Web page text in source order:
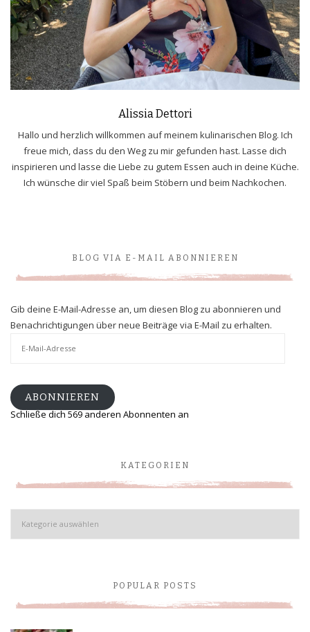
Alissia Dettori
Hallo und herzlich willkommen auf meinem kulinarischen Blog. Ich
freue mich, dass du den Weg zu mir gefunden hast. Lasse dich
inspirieren und lasse die Liebe zu gutem Essen auch in deine Küche.
Ich wünsche dir viel Spaß beim Stöbern und beim Nachkochen.
BLOG VIA E-MAIL ABONNIEREN
Gib deine E-Mail-Adresse an, um diesen Blog zu abonnieren und
Benachrichtigungen über neue Beiträge via E-Mail zu erhalten.
ABONNIEREN
Schließe dich 569 anderen Abonnenten an
KATEGORIEN
Kategorien
POPULAR POSTS